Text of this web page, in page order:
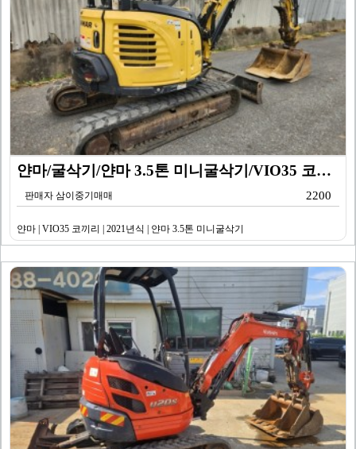
얀마/굴삭기/얀마 3.5톤 미니굴삭기/VIO35 코끼리…
판매자 삼이중기매매 2200
얀마 | VIO35 코끼리 | 2021년식 | 얀마 3.5톤 미니굴삭기